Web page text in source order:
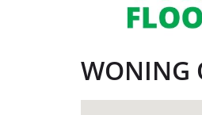
WONING